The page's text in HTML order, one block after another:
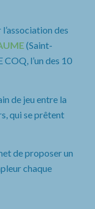
des
(Saint-
l’un des 10
de jeu entre la
qui se prêtent
de proposer un
chaque